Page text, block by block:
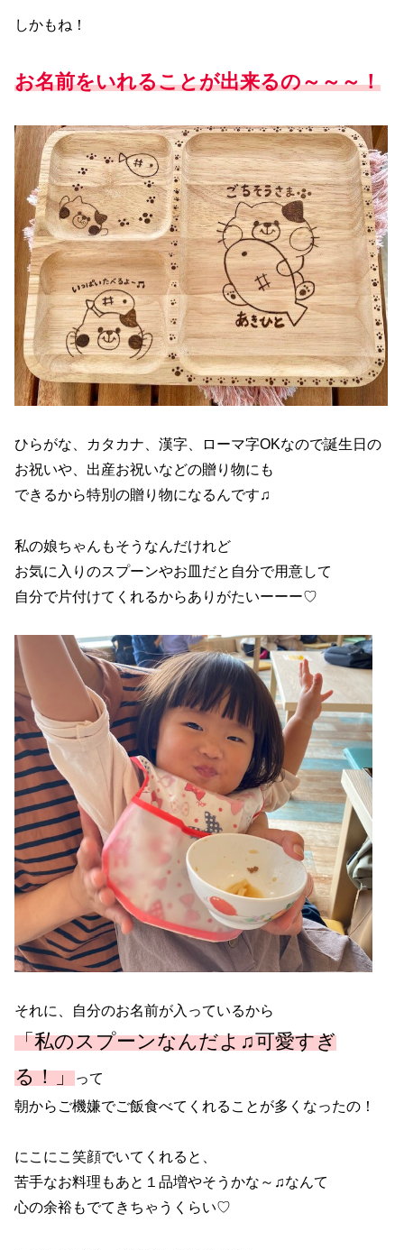
しかもね！
お名前をいれることが出来るの～～～！
ひらがな、カタカナ、漢字、ローマ字OKなので誕生日の
お祝いや、出産お祝いなどの贈り物にも
できるから特別の贈り物になるんです♫
私の娘ちゃんもそうなんだけれど
お気に入りのスプーンやお皿だと自分で用意して
自分で片付けてくれるからありがたいーーー♡
それに、自分のお名前が入っているから
「私のスプーンなんだよ♫可愛すぎ
る！」って
朝からご機嫌でご飯食べてくれることが多くなったの！
にこにこ笑顔でいてくれると、
苦手なお料理もあと１品増やそうかな～♫なんて
心の余裕もでてきちゃうくらい♡